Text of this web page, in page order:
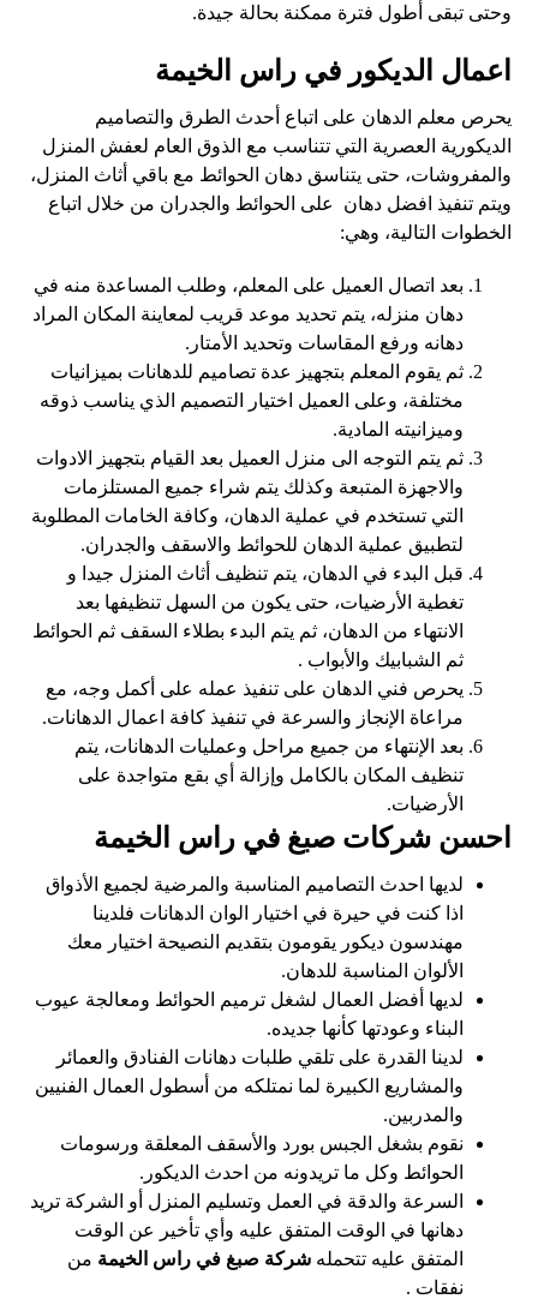
وحتى تبقى أطول فترة ممكنة بحالة جيدة.
اعمال الديكور في راس الخيمة
يحرص معلم الدهان على اتباع أحدث الطرق والتصاميم
الديكورية العصرية التي تتناسب مع الذوق العام لعفش المنزل
والمفروشات، حتى يتناسق دهان الحوائط مع باقي أثاث المنزل،
ويتم تنفيذ افضل دهان على الحوائط والجدران من خلال اتباع
الخطوات التالية، وهي:
بعد اتصال العميل على المعلم، وطلب المساعدة منه في
دهان منزله، يتم تحديد موعد قريب لمعاينة المكان المراد
دهانه ورفع المقاسات وتحديد الأمتار.
ثم يقوم المعلم بتجهيز عدة تصاميم للدهانات بميزانيات
مختلفة، وعلى العميل اختيار التصميم الذي يناسب ذوقه
وميزانيته المادية.
ثم يتم التوجه الى منزل العميل بعد القيام بتجهيز الادوات
والاجهزة المتبعة وكذلك يتم شراء جميع المستلزمات
التي تستخدم في عملية الدهان، وكافة الخامات المطلوبة
لتطبيق عملية الدهان للحوائط والاسقف والجدران.
قبل البدء في الدهان، يتم تنظيف أثاث المنزل جيدا و
تغطية الأرضيات، حتى يكون من السهل تنظيفها بعد
الانتهاء من الدهان، ثم يتم البدء بطلاء السقف ثم الحوائط
ثم الشبابيك والأبواب .
يحرص فني الدهان على تنفيذ عمله على أكمل وجه، مع
مراعاة الإنجاز والسرعة في تنفيذ كافة اعمال الدهانات.
بعد الإنتهاء من جميع مراحل وعمليات الدهانات، يتم
تنظيف المكان بالكامل وإزالة أي بقع متواجدة على
الأرضيات.
احسن شركات صبغ في راس الخيمة
لديها احدث التصاميم المناسبة والمرضية لجميع الأذواق
اذا كنت في حيرة في اختيار الوان الدهانات فلدينا
مهندسون ديكور يقومون بتقديم النصيحة اختيار معك
الألوان المناسبة للدهان.
لديها أفضل العمال لشغل ترميم الحوائط ومعالجة عيوب
البناء وعودتها كأنها جديده.
لدينا القدرة على تلقي طلبات دهانات الفنادق والعمائر
والمشاريع الكبيرة لما نمتلكه من أسطول العمال الفنيين
والمدربين.
نقوم بشغل الجبس بورد والأسقف المعلقة ورسومات
الحوائط وكل ما تريدونه من احدث الديكور.
السرعة والدقة في العمل وتسليم المنزل أو الشركة تريد
دهانها في الوقت المتفق عليه وأي تأخير عن الوقت
المتفق عليه تتحملهشركة صبغ في راس الخيمة من
نفقات .